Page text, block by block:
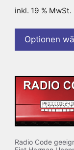
inkl. 19 % MwSt.
Optionen
Radio Code